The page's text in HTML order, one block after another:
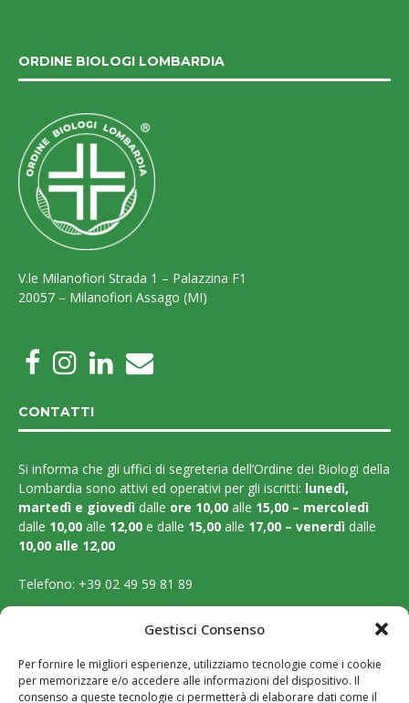
Gestisci Consenso
Per fornire le migliori esperienze, utilizziamo tecnologie come i cookie
per memorizzare e/o accedere alle informazioni del dispositivo. Il
consenso a queste tecnologie ci permetterà di elaborare dati come il
ORDINE BIOLOGI LOMBARDIA
V.le Milanofiori Strada 1 – Palazzina F1
20057 – Milanofiori Assago (MI)
CONTATTI
Si informa che gli uffici di segreteria dell’Ordine dei Biologi della
Lombardia sono attivi ed operativi per gli iscritti: lunedì,
martedì e giovedì dalle ore 10,00 alle 15,00 – mercoledì
dalle 10,00 alle 12,00 e dalle 15,00 alle 17,00 – venerdì dalle
10,00 alle 12,00
Telefono: +39 02 49 59 81 89
segreteria@ordinebiologilombardia.it
LEGAL PAGES